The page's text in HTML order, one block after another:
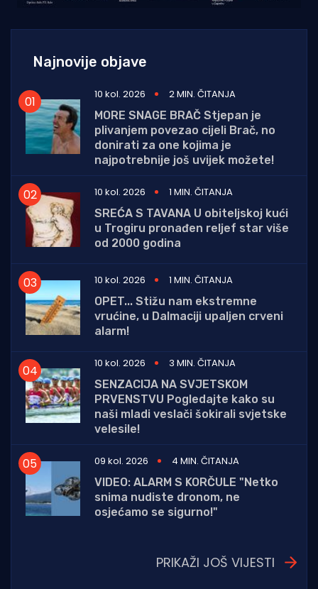
Najnovije objave
10 kol. 2026
2 MIN. ČITANJA
MORE SNAGE BRAČ Stjepan je
plivanjem povezao cijeli Brač, no
donirati za one kojima je
najpotrebnije još uvijek možete!
10 kol. 2026
1 MIN. ČITANJA
SREĆA S TAVANA U obiteljskoj kući
u Trogiru pronađen reljef star više
od 2000 godina
10 kol. 2026
1 MIN. ČITANJA
OPET... Stižu nam ekstremne
vrućine, u Dalmaciji upaljen crveni
alarm!
10 kol. 2026
3 MIN. ČITANJA
SENZACIJA NA SVJETSKOM
PRVENSTVU Pogledajte kako su
naši mladi veslači šokirali svjetske
velesile!
09 kol. 2026
4 MIN. ČITANJA
VIDEO: ALARM S KORČULE "Netko
snima nudiste dronom, ne
osjećamo se sigurno!"
PRIKAŽI JOŠ VIJESTI